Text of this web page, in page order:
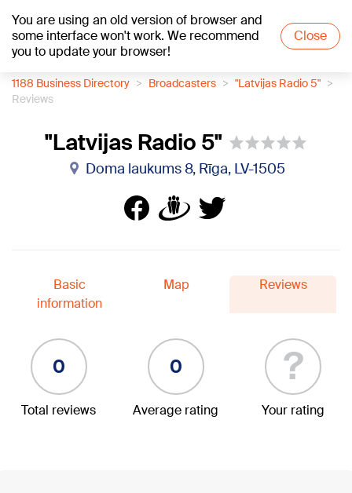
You are using an old version of browser and
some interface won't work. We recommend
you to update your browser!
Close
+18°C
1188 Business Directory Broadcasters
"Latvijas Radio 5"
Reviews
"Latvijas Radio 5"
Doma laukums 8, Rīga, LV-1505
Basic
information
Map Reviews
0
Total reviews
0
Average rating
?
Your rating